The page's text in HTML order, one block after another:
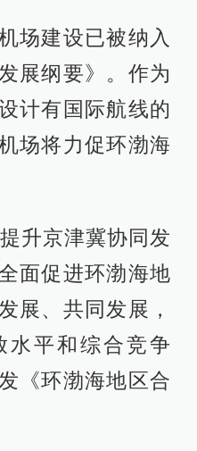
场建设已被纳入
展纲要》。作为
计有国际航线的
场将力促环渤海
升京津冀协同发
面促进环渤海地
展、共同发展，
水平和综合竞争
《环渤海地区合